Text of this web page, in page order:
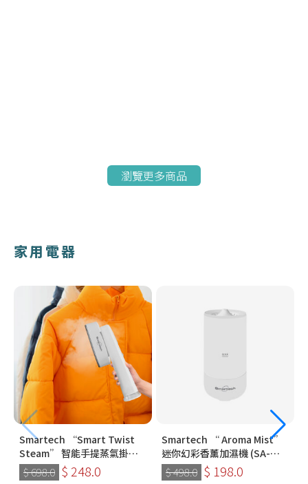
瀏覽更多商品
家用電器
Smartech “Smart Twist
Steam” 智能手提蒸氣掛燙
機 (SS-8108)
$ 698.0 $ 248.0
Smartech “ Aroma Mist”
迷你幻彩香薰加濕機 (SA-
8009)
$ 498.0 $ 198.0